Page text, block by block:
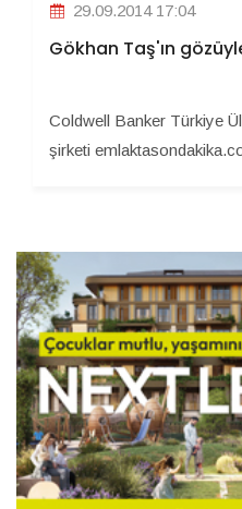
29.09.2014 17:04
Gökhan Taş'ın
Coldwell Banker Türkiye
şirketi